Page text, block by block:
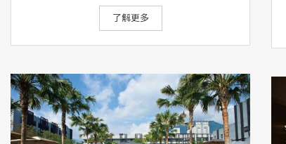
了解更多